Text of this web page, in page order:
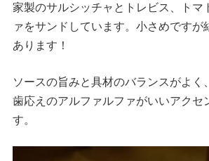
家製のサルシッチャとトレビス、トマ
ァをサンドしています。小さめですが
あります！
ソースの旨みと具材のバランスがよく
歯応えのアルファルファがいいアクセ
す。